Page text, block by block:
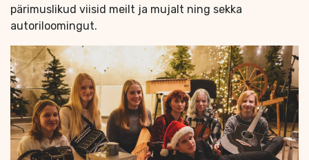
pärimuslikud viisid meilt ja mujalt ning sekka
autoriloomingut.